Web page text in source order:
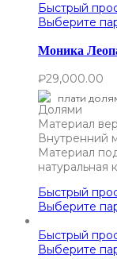
Быстрый
Выберите
Моника
₽29,000.00
плати
Материал
Внутренний
Материал
натуральная
Быстрый
Выберите
Быстрый
Выберите